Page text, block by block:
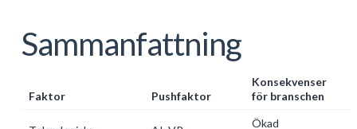
Sammanfattning
Faktor Pushfaktor
Konsekvenser
för branschen
Ökad